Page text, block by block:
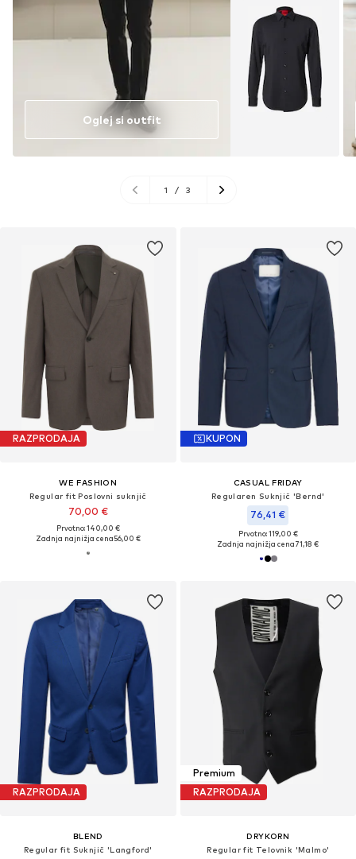
RAZPRODAJA
WE FASHION
Regular fit Poslovni suknjič
70,00 €
Prvotno: 140,00 €
Zadnja najnižja cena56,00 €
KUPON
CASUAL FRIDAY
Regularen Suknjič 'Bernd'
76,41 €
Prvotno: 119,00 €
Zadnja najnižja cena71,18 €
RAZPRODAJA
BLEND
Regular fit Suknjič 'Langford'
Oglej si outfit
1 / 3
Premium
RAZPRODAJA
DRYKORN
Regular fit Telovnik 'Malmo'